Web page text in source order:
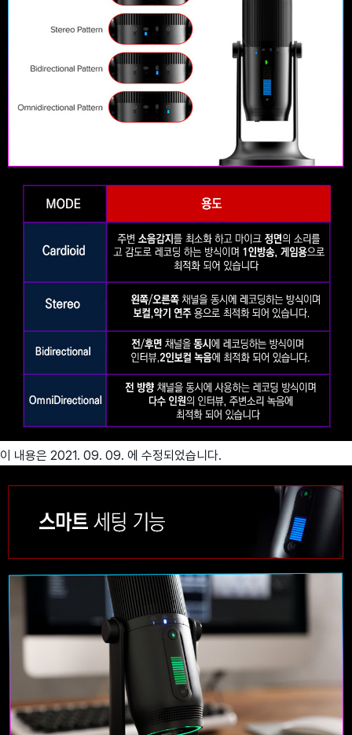
이 내용은 2021. 09. 09. 에 수정되었습니다.